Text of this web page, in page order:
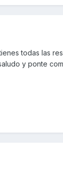
todas las
y ponte